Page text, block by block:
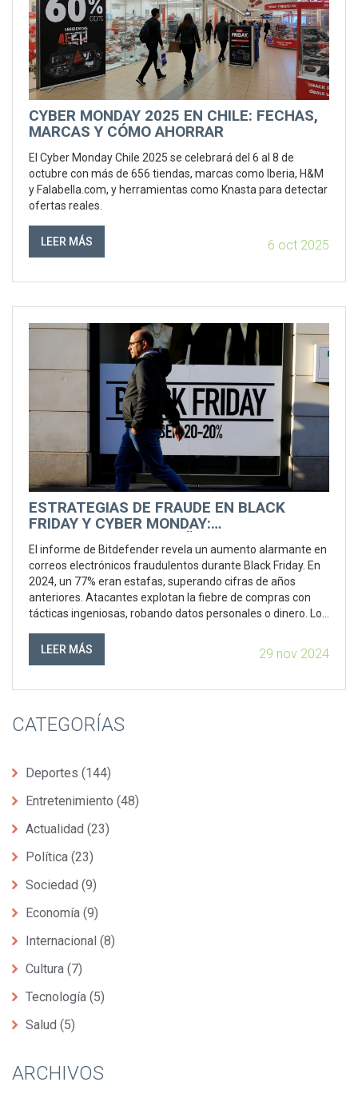
CYBER MONDAY 2025 EN CHILE: FECHAS,
MARCAS Y CÓMO AHORRAR
El Cyber Monday Chile 2025 se celebrará del 6 al 8 de
octubre con más de 656 tiendas, marcas como Iberia, H&M
y Falabella.com, y herramientas como Knasta para detectar
ofertas reales.
LEER MÁS 6 oct 2025
ESTRATEGIAS DE FRAUDE EN BLACK
FRIDAY Y CYBER MONDAY:
El informe de Bitdefender revela un aumento alarmante en
correos electrónicos fraudulentos durante Black Friday. En
2024, un 77% eran estafas, superando cifras de años
anteriores. Atacantes explotan la fiebre de compras con
tácticas ingeniosas, robando datos personales o dinero. Los
no solicitados, verificando su autenticidad antes de
LEER MÁS 29 nov 2024
CATEGORÍAS
Deportes (144)
Entretenimiento (48)
Actualidad (23)
Política (23)
Sociedad (9)
Economía (9)
Internacional (8)
Cultura (7)
Tecnología (5)
Salud (5)
ARCHIVOS